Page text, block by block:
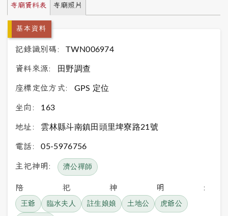
寺廟資料表 寺廟照片
基本資料
記錄識別碼: TWN006974
資料來源: 田野調查
座標定位方式: GPS 定位
坐向: 163
地址: 雲林縣斗南鎮田頭里埤寮路21號
電話: 05-5976756
主祀神明: 濟公禪師
陪祀神明:
王爺 臨水夫人 註生娘娘 土地公 虎爺公